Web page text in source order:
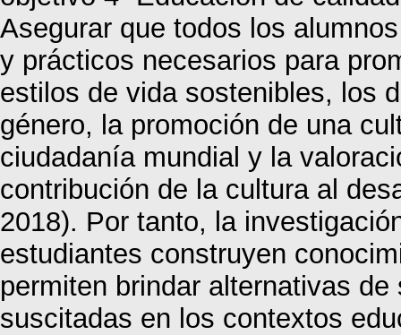
Asegurar que todos los
y prácticos necesarios para
estilos de vida sostenibles, los
género, la promoción de una
ciudadanía mundial y la
contribución de la cultura al
2018). Por tanto, la
estudiantes construyen
permiten brindar alternativas
suscitadas en los contextos